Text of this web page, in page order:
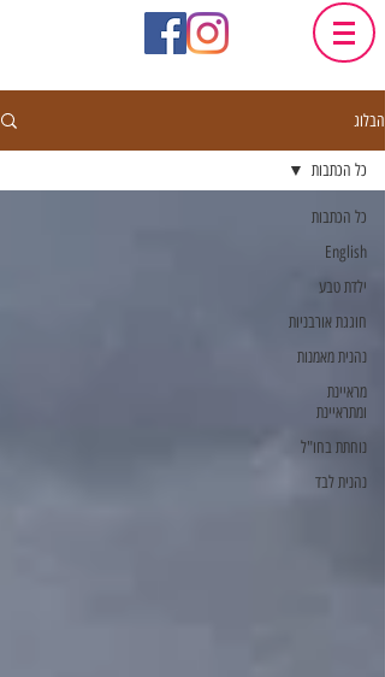
הבלוג
כל הכתבות
English
ילדת טבע
חוגגת אורבניות
נהנית מאמנות
מראיינת
ומתראיינת
נוחתת בחו"ל
נהנית לבד
כל הכתבות